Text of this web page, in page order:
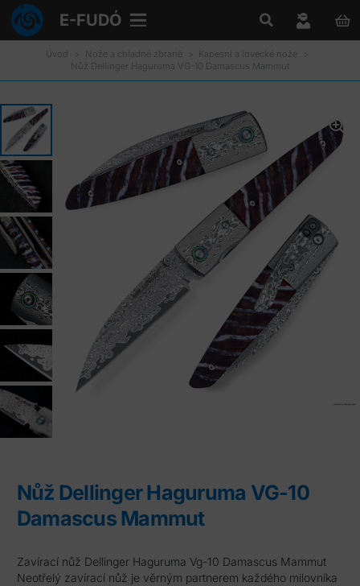
E-FUDÓ
Úvod > Nože a chladné zbraně > Kapesní a lovecké nože
>
Nůž Dellinger Haguruma VG-10 Damascus Mammut
Nůž Dellinger Haguruma VG-10
Damascus Mammut
zavírací nůž Dellinger Haguruma Vg-10 Damascus Mammut
Neotřelý zavírací nůž je věrným partnerem každého milovníka